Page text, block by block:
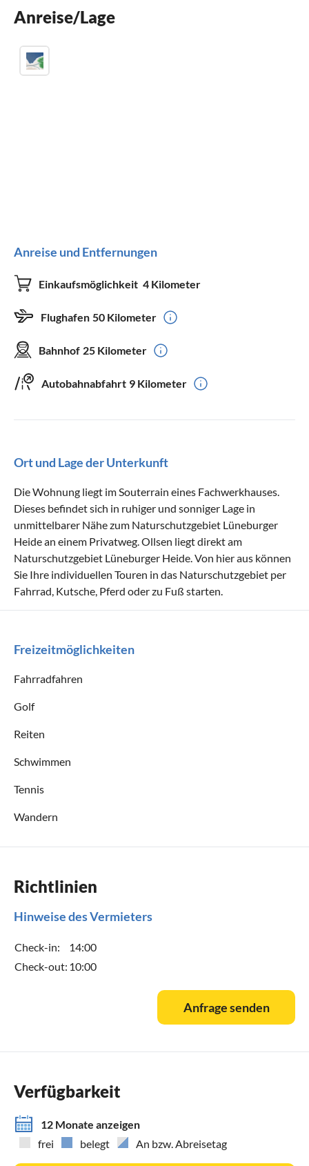
Kinder willkommen
Anreise/Lage
Anreise und Entfernungen
Einkaufsmöglichkeit 4 Kilometer
Flughafen 50 Kilometer
Bahnhof 25 Kilometer
Autobahnabfahrt 9 Kilometer
Ort und Lage der Unterkunft
Die Wohnung liegt im Souterrain eines Fachwerkhauses.
Dieses befindet sich in ruhiger und sonniger Lage in
unmittelbarer Nähe zum Naturschutzgebiet Lüneburger
Heide an einem Privatweg. Ollsen liegt direkt am
Naturschutzgebiet Lüneburger Heide. Von hier aus können
Sie Ihre individuellen Touren in das Naturschutzgebiet per
Fahrrad, Kutsche, Pferd oder zu Fuß starten.
Freizeitmöglichkeiten
Fahrradfahren
Golf
Reiten
Schwimmen
Tennis
Wandern
Richtlinien
Hinweise des Vermieters
Check-in:
14:00
Check-out: 10:00
Anfrage senden
Verfügbarkeit
12 Monate anzeigen
frei
belegt An bzw. Abreisetag